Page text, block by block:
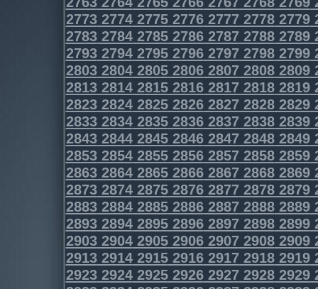
2773277427752776277727782779
2783278427852786278727882789
2793279427952796279727982799
2803280428052806280728082809
2813281428152816281728182819
2823282428252826282728282829
2833283428352836283728382839
2843284428452846284728482849
2853285428552856285728582859
2863286428652866286728682869
2873287428752876287728782879
2883288428852886288728882889
2893289428952896289728982899
2903290429052906290729082909
2913291429152916291729182919
2923292429252926292729282929